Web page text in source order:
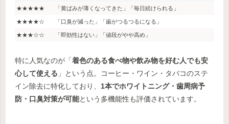
★★★★★ 「黄ばみが薄くなってきた」「毎日続けられる」
★★★★☆ 「口臭が減った」「歯がつるつるになる」
★★★☆☆ 「即効性はない」「値段がやや高め」
特に人気なのが「着色のある食べ物や飲み物を好む人でも安
心して使える 」という点。コーヒー・ワイン・タバコのステ
イン除去に特化しており、 1本でホワイトニング・歯周病予
防・口臭対策が可能という多機能性も評価されています。